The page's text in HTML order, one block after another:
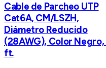
Cable de Parcheo UTP
Cat6A, CM/LSZH,
Diámetro Reducido
(28AWG), Color Negro,
ft.